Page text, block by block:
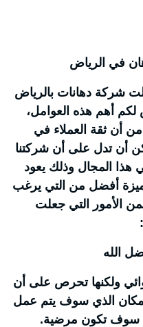
في الرياض
شركة دهانات بالرياض
أهم هذه العوامل،
أن ثقة العملاء في
أن تدل على أن شركتنا
المجال وذلك يعود
أفضل من التي يرغب
الأمور التي جعلت
الله
ولكنها تحرص على أن
الذي سوف يتم عمل
سوف تكون مرضية.